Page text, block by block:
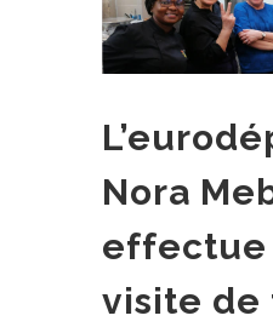
Nora
effectue
visite de